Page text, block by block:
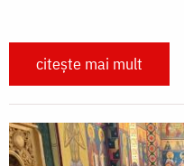
citește mai mult